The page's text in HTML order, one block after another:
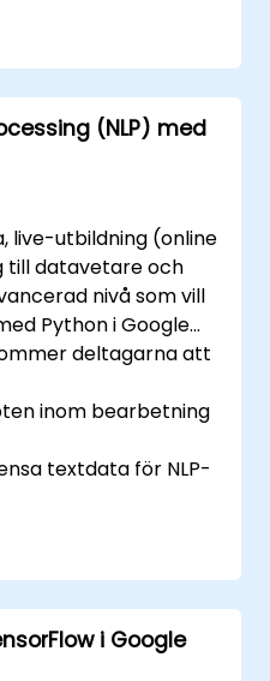
(NLP) med
live-utbildning (online
till datavetare och
nivå som vill
Python i Google
deltagarna att
inom bearbetning
textdata för NLP-
i Google Colab för
utveckling.
i Google